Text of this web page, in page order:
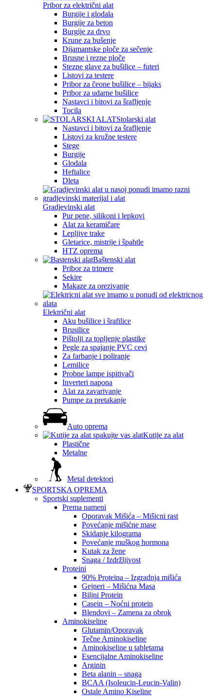
Pribor za električni alat
Burgije i glodala
Burgije za beton
Burgije za drvo
Krune za bušenje
Dijamantske ploče za sečenje
Brusne i rezne ploče
Stezne glave za bušilice – futeri
Listovi za testere
Pribor za čeone bušilice – bijaks
Pribor za udarne bušilice
Nastavci i bitovi za šrafljenje
Tocila
Stolarski alat
Nastavci i bitovi za šrafljenje
Listovi za kružne testere
Stege
Burgije
Glodala
Heftalice
Dleta
Gradjevinski alat
Pur pene, silikoni i lepkovi
Alat za keramičare
Lepljive trake
Gletarice, mistrije i špahtle
HTZ oprema
Baštenski alat
Pribor za trimere
Sekire
Makaze za orezivanje
Električni alat
Aku bušilice i šrafilice
Brusilice
Pištolji za topljenje plastike
Pegle za spajanje PVC cevi
Za farbanje i poliranje
Lemilice
Probne lampe ispitivači
Inverteri napona
Alat za zavarivanje
Pumpe za pretakanje
Auto oprema
Kutije za alat
Plastične
Metalne
Metal detektori
SPORTSKA OPREMA
Sportski suplementi
Prema nameni
Oporavak Mišića – Mišicni rast
Povećanje mišićne mase
Skidanje kilograma
Povećanje muškog hormona
Kutak za žene
Snaga / Izdržljivost
Proteini
90% Proteina – Izgradnja mišića
Gejneri – Mišićna Masa
Biljni Protein
Casein – Noćni protein
Blendovi – Zamena za obrok
Aminokiseline
Glutamin/Oporavak
Tečne Aminokiseline
Aminokiseline u tabletama
Esencijalne Aminokiseline
Arginin
Beta alanin – snaga
BCAA (Isoleucin-Leucin-Valin)
Ostale Amino Kiseline